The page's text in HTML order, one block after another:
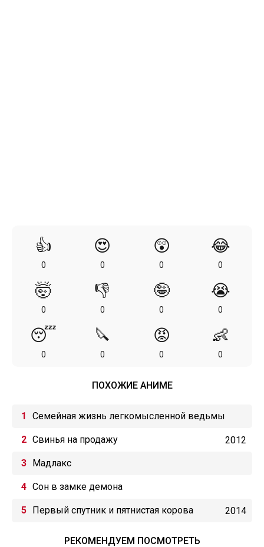
👍
0
😍
0
😲
0
😂
0
🤯
0
👎
0
🤪
0
😭
0
😴
0
🔪
0
😡
0
👶
0
ПОХОЖИЕ АНИМЕ
Семейная жизнь легкомысленной ведьмы
Свинья на продажу 2012
Мадлакс
Сон в замке демона
Первый спутник и пятнистая корова 2014
РЕКОМЕНДУЕМ ПОСМОТРЕТЬ